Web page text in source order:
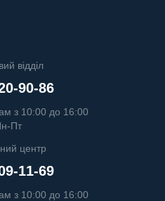
відділ
90-86
з 10:00 до 16:00
Пт
центр
11-69
з 10:00 до 16:00